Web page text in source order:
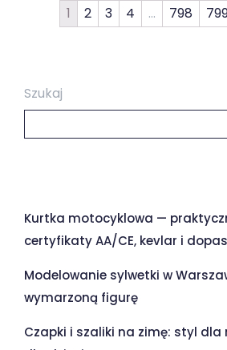
1 2 3 4 … 798
Szukaj
Kurtka motocyklowa —
certyfikaty AA/CE, kevlar i
Modelowanie sylwetki w
wymarzoną figurę
Czapki i szaliki na zimę: styl dla